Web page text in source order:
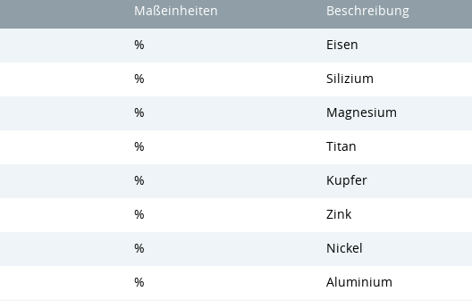
Maßeinheiten Beschreibung
% Eisen
% Silizium
% Magnesium
% Titan
% Kupfer
% Zink
% Nickel
% Aluminium